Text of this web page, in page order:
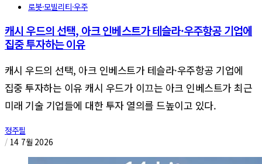
로봇·모빌리티·우주
캐시 우드의 선택, 아크 인베스트가 테슬라·우주항공 기업에
집중 투자하는 이유
캐시 우드의 선택, 아크 인베스트가 테슬라·우주항공 기업에
집중 투자하는 이유 캐시 우드가 이끄는 아크 인베스트가 최근
미래 기술 기업들에 대한 투자 열의를 드높이고 있다.
정주필
/ 14 7월 2026